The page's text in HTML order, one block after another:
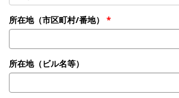
所在地（市区町村/番地）
所在地（ビル名等）